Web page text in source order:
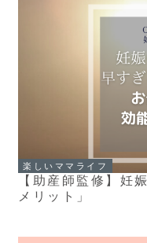
楽しいママライフ
【助産師監修】妊
メリット」